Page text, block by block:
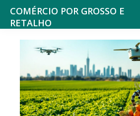
Saltar
para
principal
Skip
main
content
COMÉRCIO POR GROSSO E
RETALHO
Espaço
reflexão
sobre